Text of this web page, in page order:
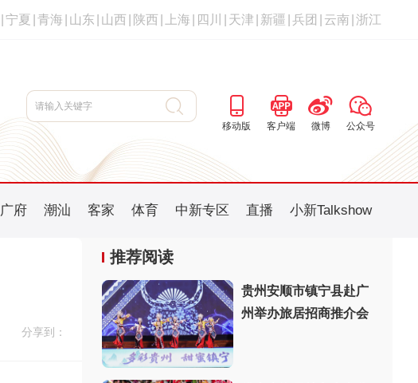
宁夏 青海 山东 山西 陕西 上海 四川 天津 新疆 兵团 云南 浙江
移动版 客户端 微博 公众号
广府 潮汕 客家 体育 中新专区 直播 小新Talkshow
分享到：
推荐阅读
贵州安顺市镇宁县赴广
州举办旅居招商推介会